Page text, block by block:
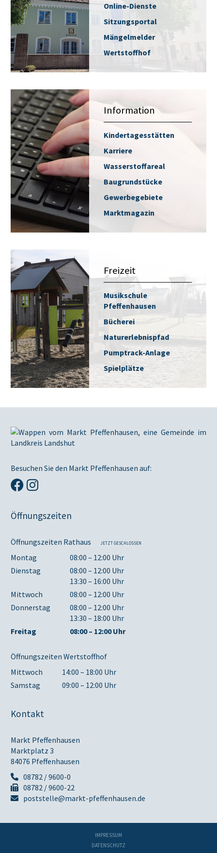
Online-Dienste
Sitzungsportal
Mängelmelder
Wertstoffhof
Information
Kindertagesstätten
Karriere
Wasserstoffareal
Baugrundstücke
Gewerbegebiete
Marktmagazin
Freizeit
Musikschule
Pfeffenhausen
Bücherei
Naturerlebnispfad
Pumptrack-Anlage
Spielplätze
Besuchen Sie den Markt Pfeffenhausen auf:
Öffnungszeiten
Öffnungszeiten Rathaus JETZT GESCHLOSSEN
Montag
08:00 – 12:00 Uhr
Dienstag
08:00 – 12:00 Uhr
13:30 – 16:00 Uhr
Mittwoch
08:00 – 12:00 Uhr
Donnerstag
08:00 – 12:00 Uhr
13:30 – 18:00 Uhr
Freitag
08:00 – 12:00 Uhr
Öffnungszeiten Wertstoffhof
Mittwoch
14:00 – 18:00 Uhr
Samstag
09:00 – 12:00 Uhr
Kontakt
Markt Pfeffenhausen
Marktplatz 3
84076 Pfeffenhausen
08782 / 9600-0
08782 / 9600-22
poststelle@markt-pfeffenhausen.de
IMPRESSUM
DATENSCHUTZ